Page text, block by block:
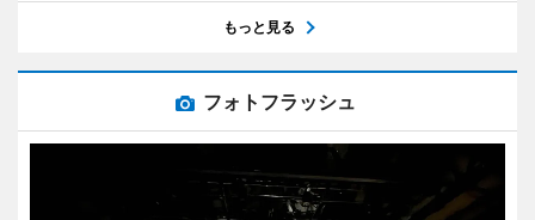
もっと見る
フォトフラッシュ